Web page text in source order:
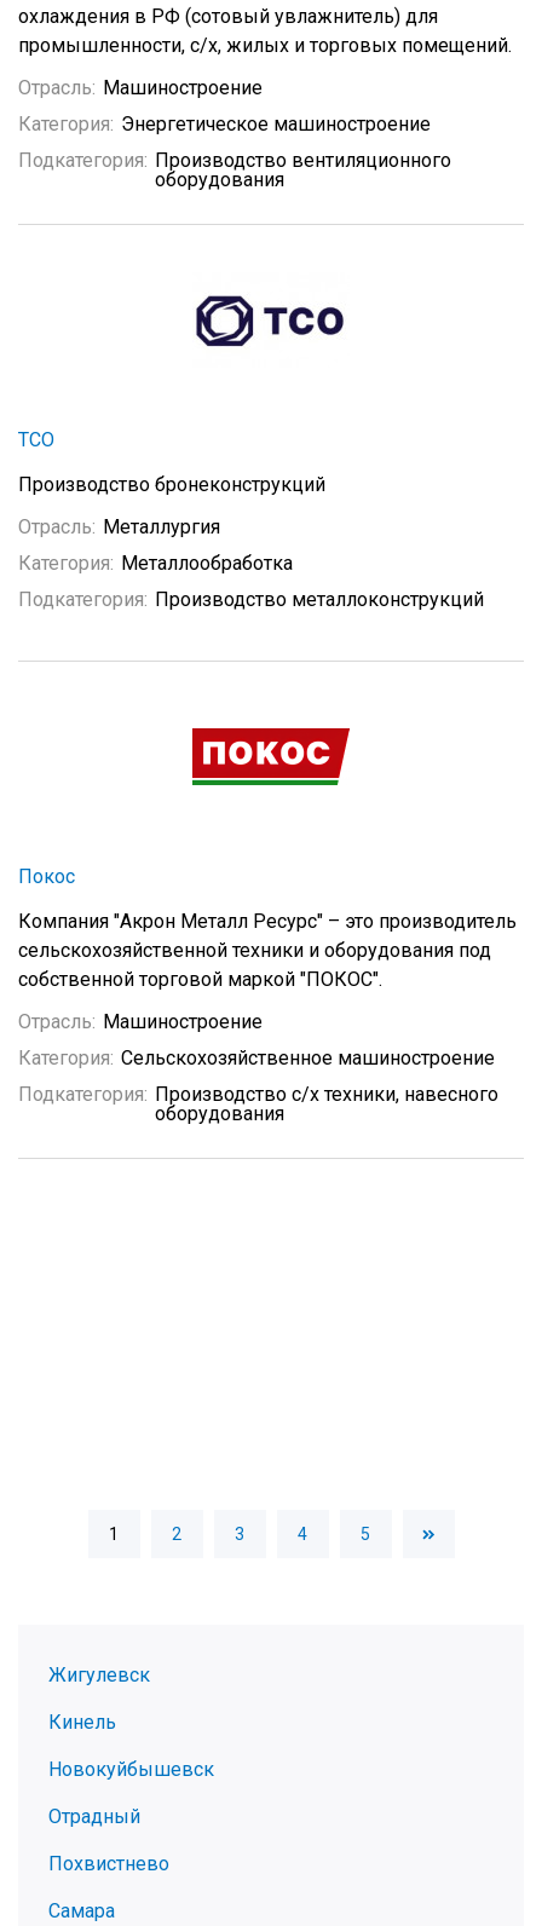
охлаждения в РФ (сотовый увлажнитель) для
промышленности, с/х, жилых и торговых помещений.
Отрасль: Машиностроение
Категория: Энергетическое машиностроение
Подкатегория: Производство вентиляционного
оборудования
ТСО
Производство бронеконструкций
Отрасль: Металлургия
Категория: Металлообработка
Подкатегория: Производство металлоконструкций
Покос
Компания "Акрон Металл Ресурс" – это производитель
сельскохозяйственной техники и оборудования под
собственной торговой маркой "ПОКОС".
Отрасль: Машиностроение
Категория: Сельскохозяйственное машиностроение
Подкатегория: Производство с/х техники, навесного
оборудования
1 2 3 4 5
Жигулевск
Кинель
Новокуйбышевск
Отрадный
Похвистнево
Самара